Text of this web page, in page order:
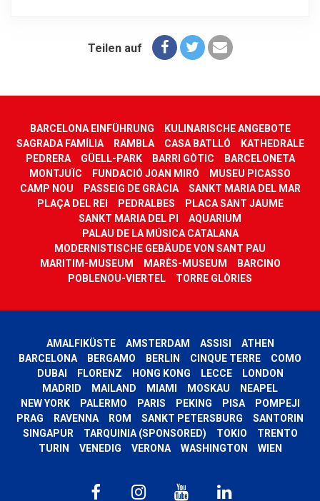
Teilen auf
BARCELONA EINFÜHRUNG
KULINARISCHE ANGEBOTE
SAGRADA FAMÍLIA
RAMBLA CASA BATLLÓ
KATHEDRALE
PEDRERA
GÜELL-PARK BARRI GÒTIC
BARCELONETA
MONTJUÏC
FUNDACIÓ JOAN MIRÓ
MUSEU PICASSO
CAMP NOU
PASSEIG DE GRÀCIA
SANKT MARIA DEL MAR
PLAÇA DEL REI
PEDRALBES
PLACA SANT JAUME
SANKT MARIA DEL PI
AQUARIUM
PALAU DE LA MÚSICA CATALANA
MODERNISTISCHE GEBÄUDE VON SANT PAU
MARITIM-MUSEUM
MARÈS-MUSEUM
BARCINO
POBLENOU-VIERTEL
TORRE GLÒRIES
AMALFIKÜSTE AMSTERDAM ASSISI
ATHEN
BARCELONA
BERGAMO BERLIN CINQUE TERRE
COMO
DUBAI
FLORENZ HONG KONG LECCE
LONDON
MADRID
MAILAND MIAMI MOSKAU
NEAPEL
NEW YORK
PALERMO PARIS PEKING PISA
POMPEJI
PRAG
RAVENNA ROM SANKT PETERSBURG
SANTORIN
SINGAPUR
TARQUINIA (SPONSORED) TOKIO
TRENTO
TURIN
VENEDIG VERONA WASHINGTON WIEN